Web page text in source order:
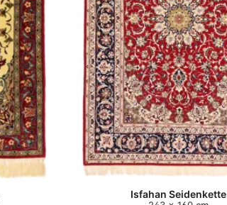
Isfahan Seidenkette